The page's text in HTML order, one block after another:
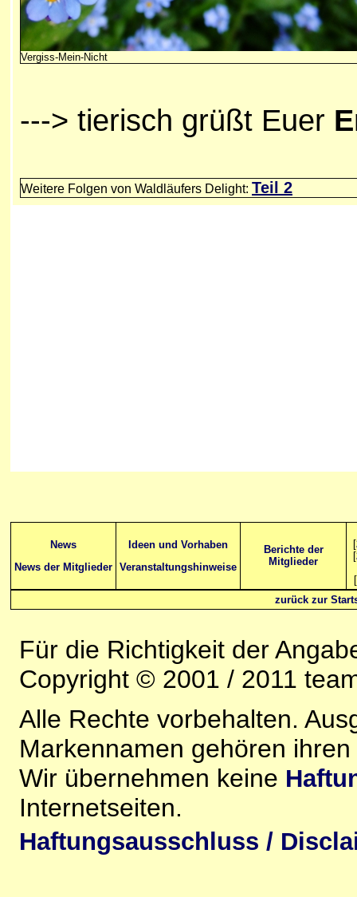
Vergiss-Mein-Nicht
---> tierisch grüßt Euer
Weitere Folgen von Waldläufers Delight: Teil 2
News
News der Mitglieder
Ideen und Vorhaben
Veranstaltungshinweise
Berichte der
Mitglieder
[
[
[
zurück zur
Für die Richtigkeit der
Copyright © 2001 / 2011
Alle Rechte vorbehalten.
Markennamen gehören
Wir übernehmen keine
Internetseiten.
Haftungsausschluss /